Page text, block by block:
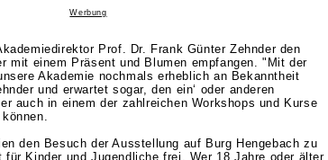
Werbung
Prof. Dr. Frank Günter Zehnder den
mit einem Präsent und Blumen empfangen. "Mit der
Akademie nochmals erheblich an Bekanntheit
und erwartet sogar, den ein‘ oder anderen
auch in einem der zahlreichen Workshops und Kurse
den Besuch der Ausstellung auf Burg Hengebach zu
Kinder und Jugendliche frei. Wer 18 Jahre oder älter